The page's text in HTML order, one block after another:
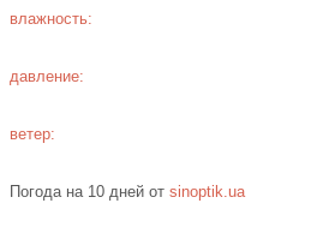
влажность:
давление:
ветер:
Погода на 10 дней отsinoptik.ua